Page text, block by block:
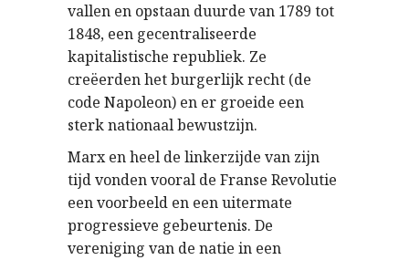
vallen en opstaan duurde van 1789 tot
1848, een gecentraliseerde
kapitalistische republiek. Ze
creëerden het burgerlijk recht (de
code Napoleon) en er groeide een
sterk nationaal bewustzijn.
Marx en heel de linkerzijde van zijn
tijd vonden vooral de Franse Revolutie
een voorbeeld en een uitermate
progressieve gebeurtenis. De
vereniging van de natie in een